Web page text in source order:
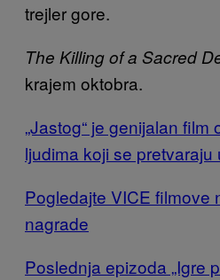
trejler gore.
The Killing of a Sacred
krajem oktobra.
„Jastog“ je genijalan film
ljudima koji se pretvaraju
Pogledajte VICE filmove
nagrade
Poslednja epizoda „Igre